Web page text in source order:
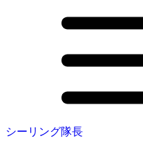
シーリング隊長